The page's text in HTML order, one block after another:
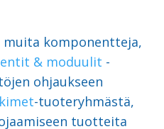
komponentteja,
& moduulit -
ohjaukseen
-tuoteryhmästä,
tuotteita